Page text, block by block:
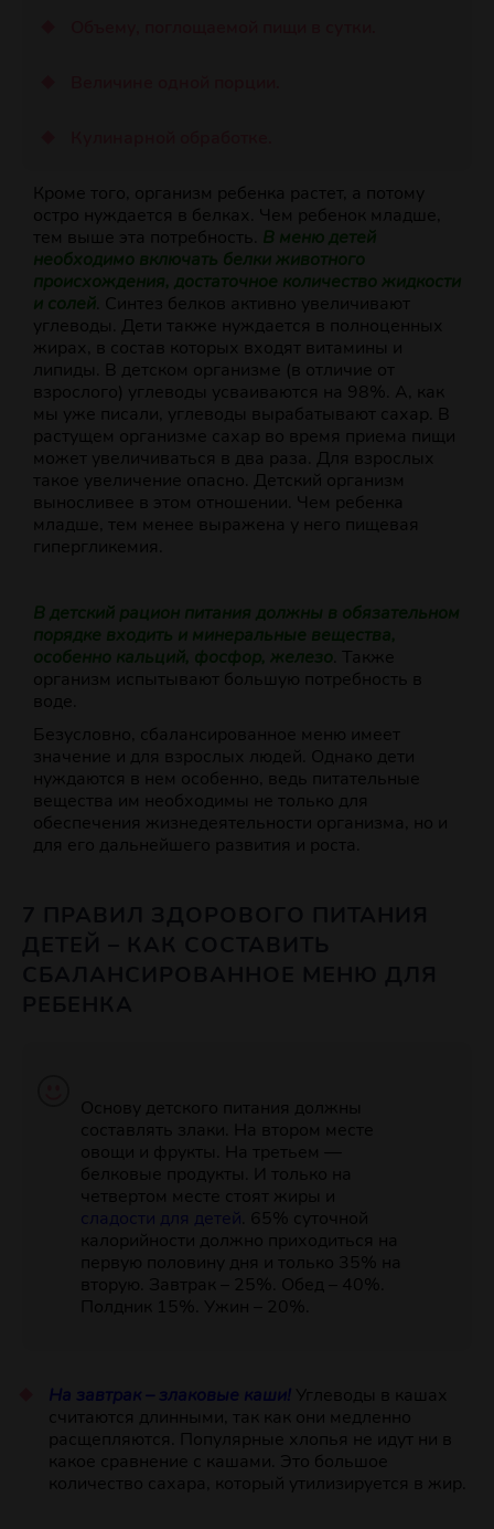
Кроме того, организм ребенка растет, а потому
остро нуждается в белках. Чем ребенок младше,
тем выше эта потребность. В меню детей
необходимо включать белки животного
происхождения, достаточное количество жидкости
и солей . Синтез белков активно увеличивают
углеводы. Дети также нуждается в полноценных
жирах, в состав которых входят витамины и
липиды. В детском организме (в отличие от
взрослого) углеводы усваиваются на 98%. А, как
мы уже писали, углеводы вырабатывают сахар. В
растущем организме сахар во время приема пищи
может увеличиваться в два раза. Для взрослых
такое увеличение опасно. Детский организм
выносливее в этом отношении. Чем ребенка
младше, тем менее выражена у него пищевая
гипергликемия.
В детский рацион питания должны в обязательном
порядке входить и минеральные вещества,
особенно кальций, фосфор, железо . Также
организм испытывают большую потребность в
воде.
Безусловно, сбалансированное меню имеет
значение и для взрослых людей. Однако дети
нуждаются в нем особенно, ведь питательные
вещества им необходимы не только для
обеспечения жизнедеятельности организма, но и
для его дальнейшего развития и роста.
Основу детского питания должны
составлять злаки. На втором месте
овощи и фрукты. На третьем —
белковые продукты. И только на
четвертом месте стоят жиры и
сладости для детей . 65% суточной
калорийности должно приходиться на
первую половину дня и только 35% на
вторую. Завтрак – 25%. Обед – 40%.
Полдник 15%. Ужин – 20%.
На завтрак – злаковые каши!Углеводы в кашах
считаются длинными, так как они медленно
расщепляются. Популярные хлопья не идут ни в
какое сравнение с кашами. Это большое
количество сахара, который утилизируется в жир.